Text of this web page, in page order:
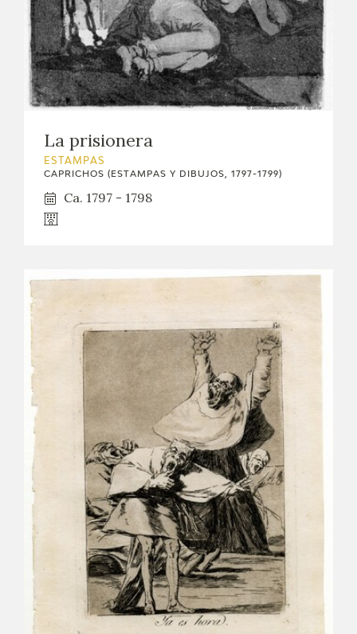
La prisionera
ESTAMPAS
CAPRICHOS (ESTAMPAS Y DIBUJOS, 1797-1799)
Ca. 1797 - 1798